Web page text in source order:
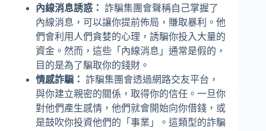
內線消息誘惑： 詐騙集團會聲稱自己掌握了
內線消息，可以讓你提前佈局，賺取暴利。他
們會利用人們貪婪的心理，誘騙你投入大量的
資金。然而，這些「內線消息」通常是假的，
目的是為了騙取你的錢財。
情感詐騙： 詐騙集團會透過網路交友平台，
與你建立親密的關係，取得你的信任。一旦你
對他們產生感情，他們就會開始向你借錢，或
是鼓吹你投資他們的「事業」。這類型的詐騙